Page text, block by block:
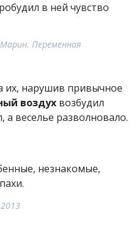
в ней чувство
Переменная
их, нарушив привычное
воздух возбудил
а веселье разволновало.
незнакомые,